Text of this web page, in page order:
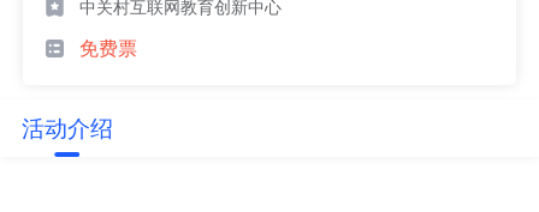
中关村互联网教育创新中心
免费票
活动介绍